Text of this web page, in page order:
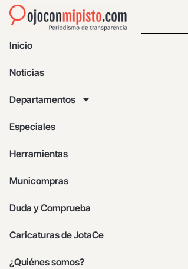
Inicio
Noticias
Departamentos
Especiales
Herramientas
Municompras
Duda y Comprueba
Caricaturas de JotaCe
¿Quiénes somos?